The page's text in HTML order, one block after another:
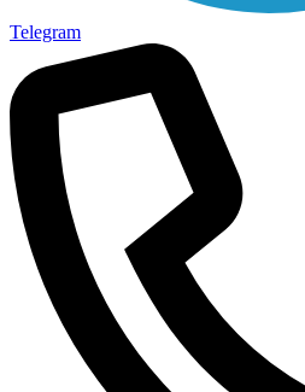
Telegram